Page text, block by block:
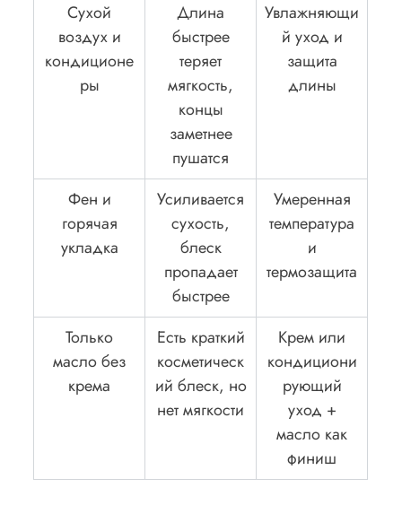
Сухой
воздух и
кондиционе
ры
Длина
быстрее
теряет
мягкость,
концы
заметнее
пушатся
Увлажняющи
й уход и
защита
длины
Фен и
горячая
укладка
Усиливается
сухость,
блеск
пропадает
быстрее
Умеренная
температура
и
термозащита
Только
масло без
крема
Есть краткий
косметическ
ий блеск, но
нет мягкости
Крем или
кондициони
рующий
уход +
масло как
финиш